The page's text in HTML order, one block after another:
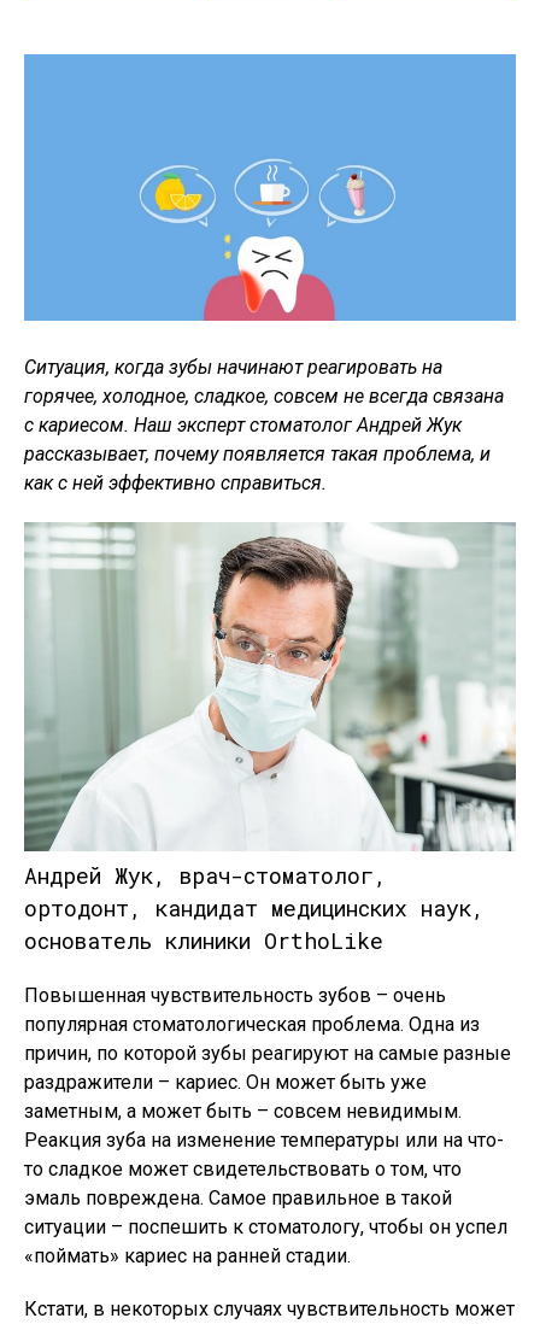
Ситуация, когда зубы начинают реагировать на
горячее, холодное, сладкое, совсем не всегда связана
с кариесом. Наш эксперт стоматолог Андрей Жук
рассказывает, почему появляется такая проблема, и
как с ней эффективно справиться.
Андрей Жук, врач-стоматолог,
ортодонт, кандидат медицинских наук,
основатель клиники OrthoLike
Повышенная чувствительность зубов – очень
популярная стоматологическая проблема. Одна из
причин, по которой зубы реагируют на самые разные
раздражители – кариес. Он может быть уже
заметным, а может быть – совсем невидимым.
Реакция зуба на изменение температуры или на что-
то сладкое может свидетельствовать о том, что
эмаль повреждена. Самое правильное в такой
ситуации – поспешить к стоматологу, чтобы он успел
«поймать» кариес на ранней стадии.
Кстати, в некоторых случаях чувствительность может